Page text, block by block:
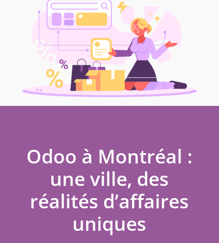
Odoo à Montréal :
une ville, des
réalités d’affaires
uniques